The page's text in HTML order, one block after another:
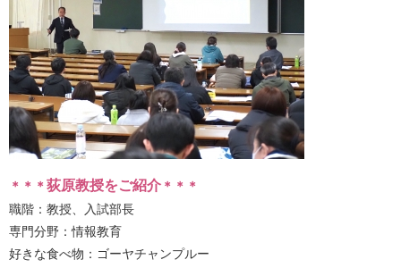
＊＊＊荻原教授をご紹介 ＊＊＊
職階：教授、入試部長
専門分野：情報教育
好きな食べ物：ゴーヤチャンプルー